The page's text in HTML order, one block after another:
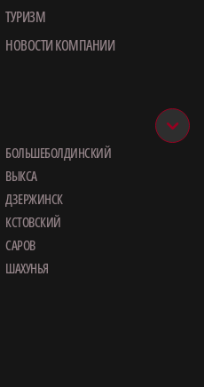
ТУРИЗМ
НОВОСТИ КОМПАНИИ
БОЛЬШЕБОЛДИНСКИЙ
ВЫКСА
ДЗЕРЖИНСК
КСТОВСКИЙ
САРОВ
ШАХУНЬЯ